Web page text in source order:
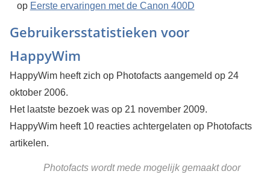
op Eerste ervaringen met de Canon 400D
Gebruikersstatistieken voor
HappyWim
HappyWim heeft zich op Photofacts aangemeld op 24
oktober 2006.
Het laatste bezoek was op 21 november 2009.
HappyWim heeft 10 reacties achtergelaten op Photofacts
artikelen.
Photofacts wordt mede mogelijk gemaakt door